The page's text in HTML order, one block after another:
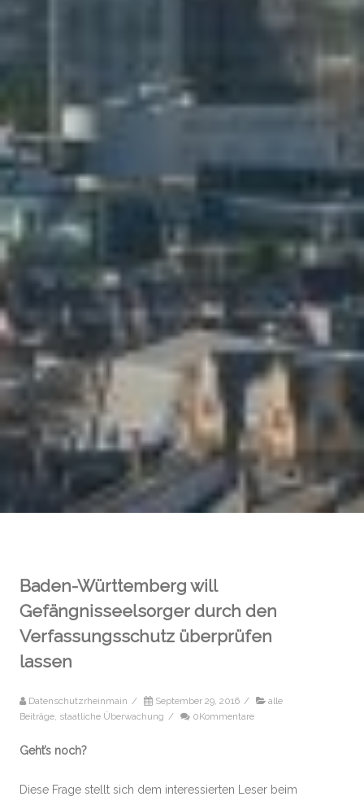
Baden-Württemberg will
Gefängnisseelsorger durch den
Verfassungsschutz überprüfen
lassen
Datenschutzrheinmain / September 29, 2016 /
alle
Beiträge staatliche Überwachung / 0Kommentare
Geht’s noch?
Diese Frage stellt sich dem interessierten Leser beim